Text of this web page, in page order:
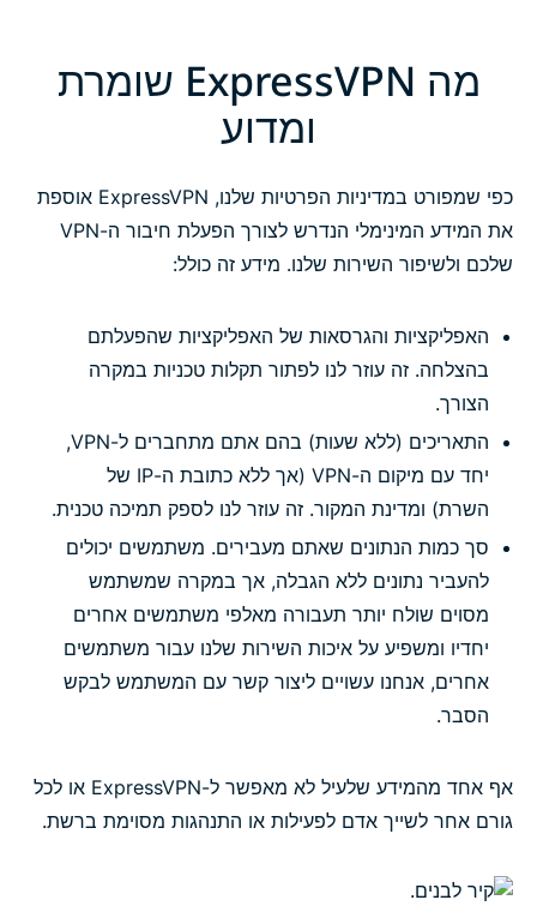
מה ExpressVPN שומרת
ומדוע
כפי שמפורט במדיניות הפרטיות שלנו, ExpressVPN אוספת
את המידע המינימלי הנדרש לצורך הפעלת חיבור ה-VPN
שלכם ולשיפור השירות שלנו. מידע זה כולל:
האפליקציות והגרסאות של האפליקציות שהפעלתם
בהצלחה. זה עוזר לנו לפתור תקלות טכניות במקרה
הצורך.
התאריכים (ללא שעות) בהם אתם מתחברים ל-VPN,
יחד עם מיקום ה-VPN (אך ללא כתובת ה-IP של
השרת) ומדינת המקור. זה עוזר לנו לספק תמיכה טכנית.
סך כמות הנתונים שאתם מעבירים. משתמשים יכולים
להעביר נתונים ללא הגבלה, אך במקרה שמשתמש
מסוים שולח יותר תעבורה מאלפי משתמשים אחרים
יחדיו ומשפיע על איכות השירות שלנו עבור משתמשים
אחרים, אנחנו עשויים ליצור קשר עם המשתמש לבקש
הסבר.
אף אחד מהמידע שלעיל לא מאפשר ל-ExpressVPN או לכל
גורם אחר לשייך אדם לפעילות או התנהגות מסוימת ברשת.